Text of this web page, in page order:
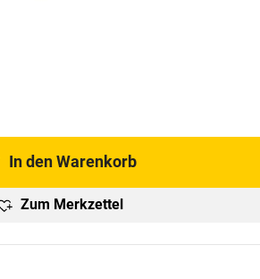
In den Warenkorb
Zum Merkzettel